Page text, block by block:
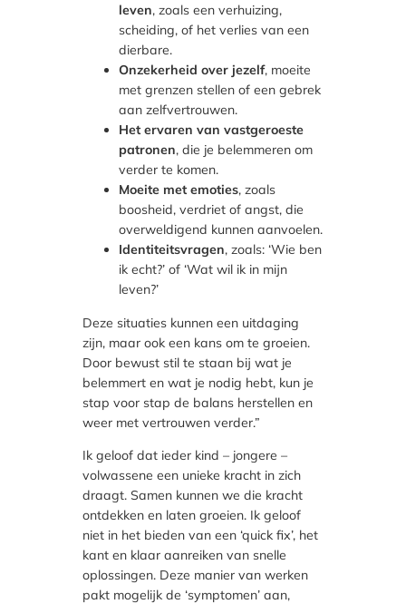
leven, zoals een verhuizing,
scheiding, of het verlies van een
dierbare.
Onzekerheid over jezelf, moeite
met grenzen stellen of een gebrek
aan zelfvertrouwen.
Het ervaren van vastgeroeste
patronen, die je belemmeren om
verder te komen.
Moeite met emoties, zoals
boosheid, verdriet of angst, die
overweldigend kunnen aanvoelen.
Identiteitsvragen, zoals: ‘Wie ben
ik echt?’ of ‘Wat wil ik in mijn
leven?’
Deze situaties kunnen een uitdaging
zijn, maar ook een kans om te groeien.
Door bewust stil te staan bij wat je
belemmert en wat je nodig hebt, kun je
stap voor stap de balans herstellen en
weer met vertrouwen verder.”
Ik geloof dat ieder kind – jongere –
volwassene een unieke kracht in zich
draagt. Samen kunnen we die kracht
ontdekken en laten groeien. Ik geloof
niet in het bieden van een ‘quick fix’, het
kant en klaar aanreiken van snelle
oplossingen. Deze manier van werken
pakt mogelijk de ‘symptomen’ aan,